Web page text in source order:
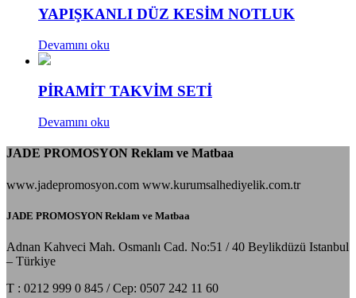
YAPIŞKANLI DÜZ KESİM NOTLUK
Devamını oku
PİRAMİT TAKVİM SETİ
Devamını oku
JADE PROMOSYON Reklam ve Matbaa
www.jadepromosyon.com www.kurumsalhediyelik.com.tr
JADE PROMOSYON Reklam ve Matbaa
Adnan Kahveci Mah. Osmanlı Cad. No:51 / 40 Beylikdüzü Istanbul
– Türkiye
T : 0212 999 0 845 / Cep: 0507 242 11 60